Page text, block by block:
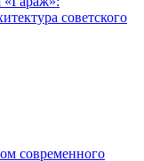
советского